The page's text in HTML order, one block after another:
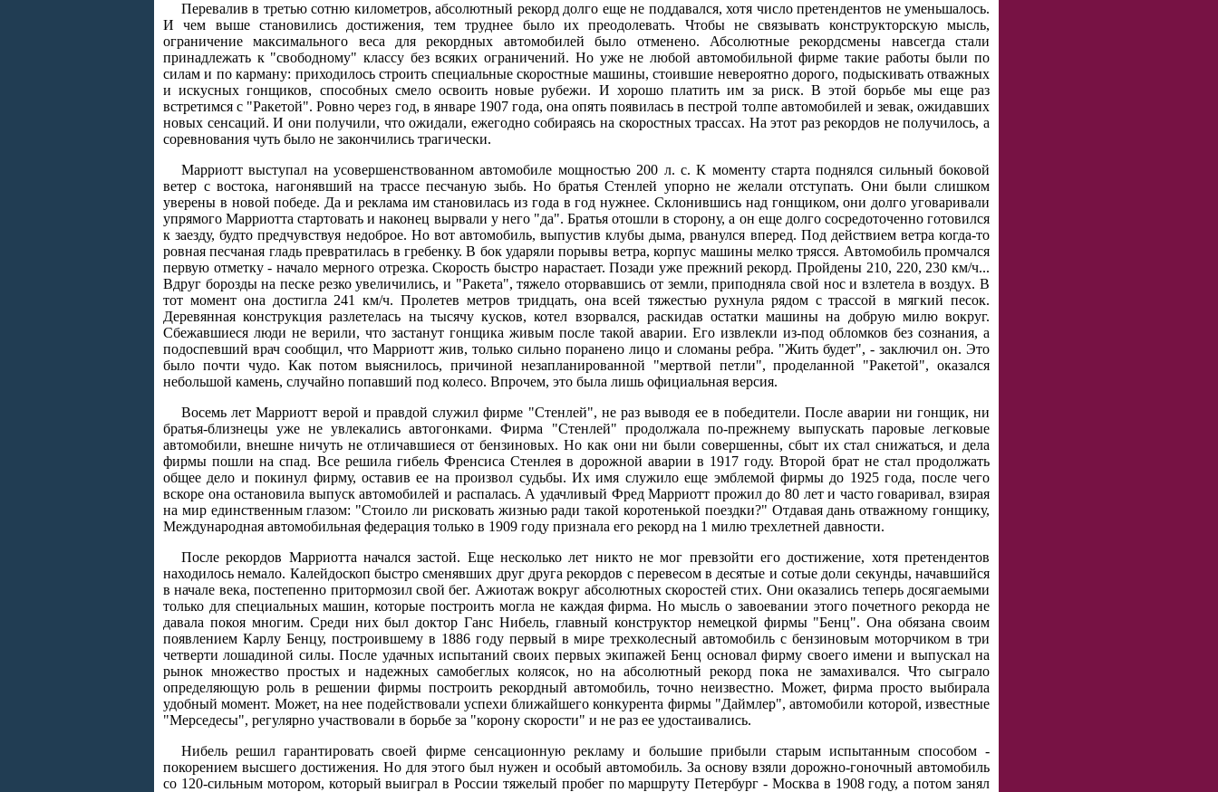
Перевалив в третью сотню километров, абсолютный рекорд долго еще не поддавался, хотя число претендентов не уменьшалось.
И чем выше становились достижения, тем труднее было их преодолевать. Чтобы не связывать конструкторскую мысль,
ограничение максимального веса для рекордных автомобилей было отменено. Абсолютные рекордсмены навсегда стали
принадлежать к "свободному" классу без всяких ограничений. Но уже не любой автомобильной фирме такие работы были по
силам и по карману: приходилось строить специальные скоростные машины, стоившие невероятно дорого, подыскивать отважных
и искусных гонщиков, способных смело освоить новые рубежи. И хорошо платить им за риск. В этой борьбе мы еще раз
встретимся с "Ракетой". Ровно через год, в январе 1907 года, она опять появилась в пестрой толпе автомобилей и зевак, ожидавших
новых сенсаций. И они получили, что ожидали, ежегодно собираясь на скоростных трассах. На этот раз рекордов не получилось, а
соревнования чуть было не закончились трагически.
Марриотт выступал на усовершенствованном автомобиле мощностью 200 л. с. К моменту старта поднялся сильный боковой
ветер с востока, нагонявший на трассе песчаную зыбь. Но братья Стенлей упорно не желали отступать. Они были слишком
уверены в новой победе. Да и реклама им становилась из года в год нужнее. Склонившись над гонщиком, они долго уговаривали
упрямого Марриотта стартовать и наконец вырвали у него "да". Братья отошли в сторону, а он еще долго сосредоточенно готовился
к заезду, будто предчувствуя недоброе. Но вот автомобиль, выпустив клубы дыма, рванулся вперед. Под действием ветра когда-то
ровная песчаная гладь превратилась в гребенку. В бок ударяли порывы ветра, корпус машины мелко трясся. Автомобиль промчался
первую отметку - начало мерного отрезка. Скорость быстро нарастает. Позади уже прежний рекорд. Пройдены 210, 220, 230 км/ч...
Вдруг борозды на песке резко увеличились, и "Ракета", тяжело оторвавшись от земли, приподняла свой нос и взлетела в воздух. В
тот момент она достигла 241 км/ч. Пролетев метров тридцать, она всей тяжестью рухнула рядом с трассой в мягкий песок.
Деревянная конструкция разлетелась на тысячу кусков, котел взорвался, раскидав остатки машины на добрую милю вокруг.
Сбежавшиеся люди не верили, что застанут гонщика живым после такой аварии. Его извлекли из-под обломков без сознания, а
подоспевший врач сообщил, что Марриотт жив, только сильно поранено лицо и сломаны ребра. "Жить будет", - заключил он. Это
было почти чудо. Как потом выяснилось, причиной незапланированной "мертвой петли", проделанной "Ракетой", оказался
небольшой камень, случайно попавший под колесо. Впрочем, это была лишь официальная версия.
Восемь лет Марриотт верой и правдой служил фирме "Стенлей", не раз выводя ее в победители. После аварии ни гонщик, ни
братья-близнецы уже не увлекались автогонками. Фирма "Стенлей" продолжала по-прежнему выпускать паровые легковые
автомобили, внешне ничуть не отличавшиеся от бензиновых. Но как они ни были совершенны, сбыт их стал снижаться, и дела
фирмы пошли на спад. Все решила гибель Френсиса Стенлея в дорожной аварии в 1917 году. Второй брат не стал продолжать
общее дело и покинул фирму, оставив ее на произвол судьбы. Их имя служило еще эмблемой фирмы до 1925 года, после чего
вскоре она остановила выпуск автомобилей и распалась. А удачливый Фред Марриотт прожил до 80 лет и часто говаривал, взирая
на мир единственным глазом: "Стоило ли рисковать жизнью ради такой коротенькой поездки?" Отдавая дань отважному гонщику,
Международная автомобильная федерация только в 1909 году признала его рекорд на 1 милю трехлетней давности.
После рекордов Марриотта начался застой. Еще несколько лет никто не мог превзойти его достижение, хотя претендентов
находилось немало. Калейдоскоп быстро сменявших друг друга рекордов с перевесом в десятые и сотые доли секунды, начавшийся
в начале века, постепенно притормозил свой бег. Ажиотаж вокруг абсолютных скоростей стих. Они оказались теперь досягаемыми
только для специальных машин, которые построить могла не каждая фирма. Но мысль о завоевании этого почетного рекорда не
давала покоя многим. Среди них был доктор Ганс Нибель, главный конструктор немецкой фирмы "Бенц". Она обязана своим
появлением Карлу Бенцу, построившему в 1886 году первый в мире трехколесный автомобиль с бензиновым моторчиком в три
четверти лошадиной силы. После удачных испытаний своих первых экипажей Бенц основал фирму своего имени и выпускал на
рынок множество простых и надежных самобеглых колясок, но на абсолютный рекорд пока не замахивался. Что сыграло
определяющую роль в решении фирмы построить рекордный автомобиль, точно неизвестно. Может, фирма просто выбирала
удобный момент. Может, на нее подействовали успехи ближайшего конкурента фирмы "Даймлер", автомобили которой, известные
"Мерседесы", регулярно участвовали в борьбе за "корону скорости" и не раз ее удостаивались.
Нибель решил гарантировать своей фирме сенсационную рекламу и большие прибыли старым испытанным способом -
покорением высшего достижения. Но для этого был нужен и особый автомобиль. За основу взяли дорожно-гоночный автомобиль
со 120-сильным мотором, который выиграл в России тяжелый пробег по маршруту Петербург - Москва в 1908 году, а потом занял